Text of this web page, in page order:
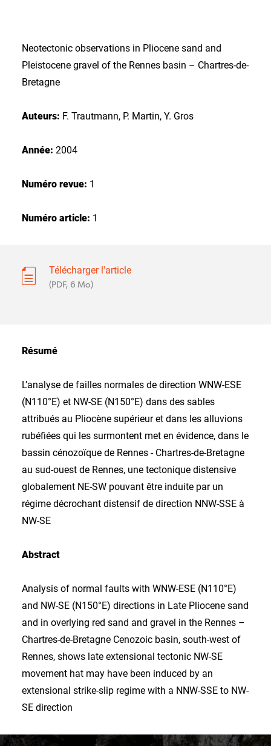
Neotectonic observations in Pliocene sand and
Pleistocene gravel of the Rennes basin – Chartres-de-
Bretagne
Auteurs: F. Trautmann, P. Martin, Y. Gros
Année: 2004
Numéro revue: 1
Numéro article: 1
Télécharger l'article
(PDF, 6 Mo)
Résumé
L’analyse de failles normales de direction WNW-ESE
(N110°E) et NW-SE (N150°E) dans des sables
attribués au Pliocène supérieur et dans les alluvions
rubéfiées qui les surmontent met en évidence, dans le
bassin cénozoïque de Rennes - Chartres-de-Bretagne
au sud-ouest de Rennes, une tectonique distensive
globalement NE-SW pouvant être induite par un
régime décrochant distensif de direction NNW-SSE à
NW-SE
Abstract
Analysis of normal faults with WNW-ESE (N110°E)
and NW-SE (N150°E) directions in Late Pliocene sand
and in overlying red sand and gravel in the Rennes –
Chartres-de-Bretagne Cenozoic basin, south-west of
Rennes, shows late extensional tectonic NW-SE
movement hat may have been induced by an
extensional strike-slip regime with a NNW-SSE to NW-
SE direction